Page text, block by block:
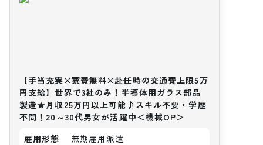
【手当充実×寮費無料×赴任時の交通費上限5万
円支給】世界で3社のみ！半導体用ガラス部品
製造★月収25万円以上可能♪スキル不要・学歴
不問！20～30代男女が活躍中＜機械OP＞
雇用形態
無期雇用派遣